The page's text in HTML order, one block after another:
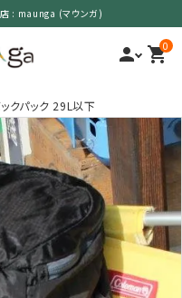
店 : maunga (マウンガ)
person 0
shopping_cart
クパック 29L以下